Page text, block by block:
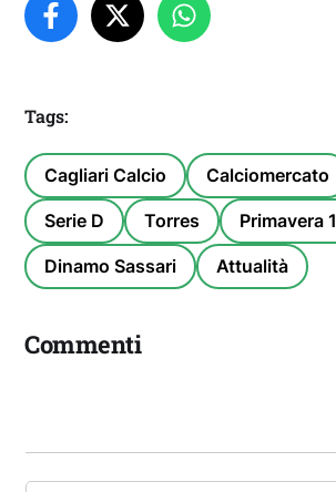
Tags:
Cagliari Calcio Calciomercato
Serie D Torres Primavera 1
Dinamo Sassari Attualità
Commenti